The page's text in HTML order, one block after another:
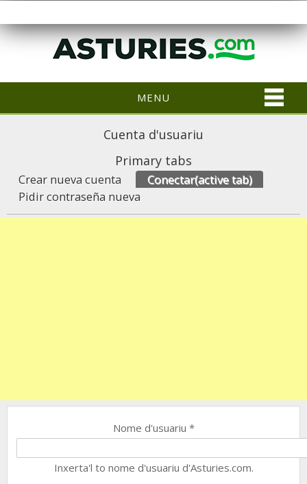
MENU
Cuenta d'usuariu
Primary tabs
Crear nueva cuenta Conectar(active tab)
Pidir contraseña nueva
Nome d'usuariu *
Inxerta'l to nome d'usuariu d'Asturies.com.